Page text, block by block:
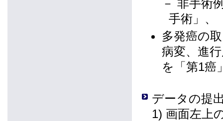
－ 非手術
手術」、
多発癌の
病変、進
を「第1癌
データの提
1) 画面左上